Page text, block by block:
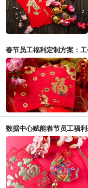
春节员工福利定制方案：
数据中心赋能春节员工福